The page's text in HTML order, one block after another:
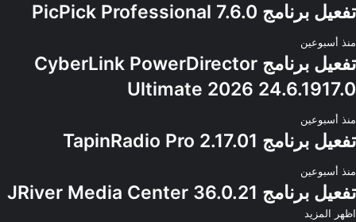
تفعيل برنامج PicPick Professional 7.6.0
منذ أسبوعين
تفعيل برنامج CyberLink PowerDirector
Ultimate 2026 24.6.1917.0
منذ أسبوعين
تفعيل برنامج TapinRadio Pro 2.17.01
منذ أسبوعين
تفعيل برنامج JRiver Media Center 36.0.21
اظهر المزيد